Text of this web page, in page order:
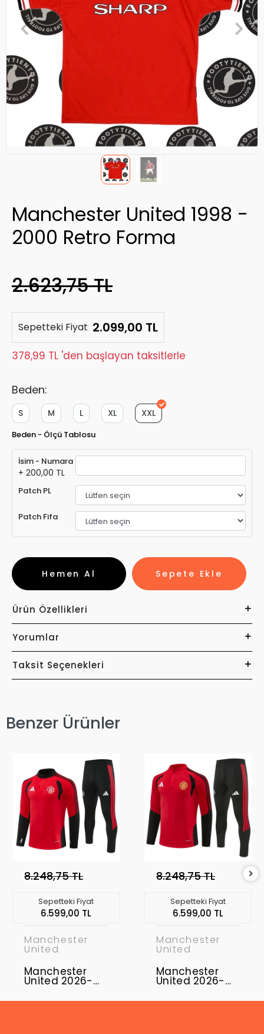
Manchester United 1998 -
2000 Retro Forma
2.623,75 TL
Sepetteki Fiyat 2.099,00 TL
378,99 TL 'den başlayan taksitlerle
Beden:
XXL
XL
L
M
S
Beden - Ölçü Tablosu
İsim - Numara
+ 200,00 TL
Patch PL
Patch Fifa
Sepete Ekle
Hemen Al
Ürün Özellikleri
Yorumlar
Taksit Seçenekleri
Benzer Ürünler
8.248,75 TL
Sepetteki Fiyat
6.599,00 TL
Manchester
United
Manchester
United 2026-
Takımı MUFC-01
8.248,75 TL
Sepetteki Fiyat
6.599,00 TL
Manchester
United
Manchester
United 2026-
Takımı MUFC-